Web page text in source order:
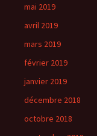
mai 2019
avril 2019
mars 2019
février 2019
janvier 2019
décembre 2018
octobre 2018